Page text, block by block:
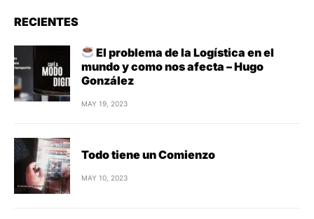
RECIENTES
El problema de la Logística en el
mundo y como nos afecta – Hugo
González
MAY 19, 2023
Todo tiene un Comienzo
MAY 10, 2023